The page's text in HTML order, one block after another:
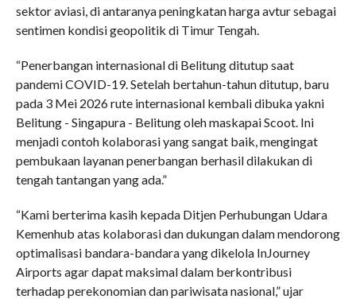
sektor aviasi, di antaranya peningkatan harga avtur sebagai
sentimen kondisi geopolitik di Timur Tengah.
“Penerbangan internasional di Belitung ditutup saat
pandemi COVID-19. Setelah bertahun-tahun ditutup, baru
pada 3 Mei 2026 rute internasional kembali dibuka yakni
Belitung - Singapura - Belitung oleh maskapai Scoot. Ini
menjadi contoh kolaborasi yang sangat baik, mengingat
pembukaan layanan penerbangan berhasil dilakukan di
tengah tantangan yang ada.”
“Kami berterima kasih kepada Ditjen Perhubungan Udara
Kemenhub atas kolaborasi dan dukungan dalam mendorong
optimalisasi bandara-bandara yang dikelola InJourney
Airports agar dapat maksimal dalam berkontribusi
terhadap perekonomian dan pariwisata nasional,” ujar